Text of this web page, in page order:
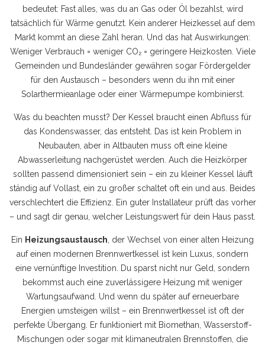
bedeutet: Fast alles, was du an Gas oder Öl bezahlst, wird
tatsächlich für Wärme genutzt. Kein anderer Heizkessel auf dem
Markt kommt an diese Zahl heran. Und das hat Auswirkungen:
Weniger Verbrauch = weniger CO₂ = geringere Heizkosten. Viele
Gemeinden und Bundesländer gewähren sogar Fördergelder
für den Austausch – besonders wenn du ihn mit einer
Solarthermieanlage oder einer Wärmepumpe kombinierst.
Was du beachten musst? Der Kessel braucht einen Abfluss für
das Kondenswasser, das entsteht. Das ist kein Problem in
Neubauten, aber in Altbauten muss oft eine kleine
Abwasserleitung nachgerüstet werden. Auch die Heizkörper
sollten passend dimensioniert sein – ein zu kleiner Kessel läuft
ständig auf Vollast, ein zu großer schaltet oft ein und aus. Beides
verschlechtert die Effizienz. Ein guter Installateur prüft das vorher
– und sagt dir genau, welcher Leistungswert für dein Haus passt.
Ein Heizungsaustausch der Wechsel von einer alten Heizung
auf einen modernen Brennwertkessel ist kein Luxus, sondern
eine vernünftige Investition. Du sparst nicht nur Geld, sondern
bekommst auch eine zuverlässigere Heizung mit weniger
Wartungsaufwand. Und wenn du später auf erneuerbare
Energien umsteigen willst – ein Brennwertkessel ist oft der
perfekte Übergang. Er funktioniert mit Biomethan, Wasserstoff-
Mischungen oder sogar mit klimaneutralen Brennstoffen, die